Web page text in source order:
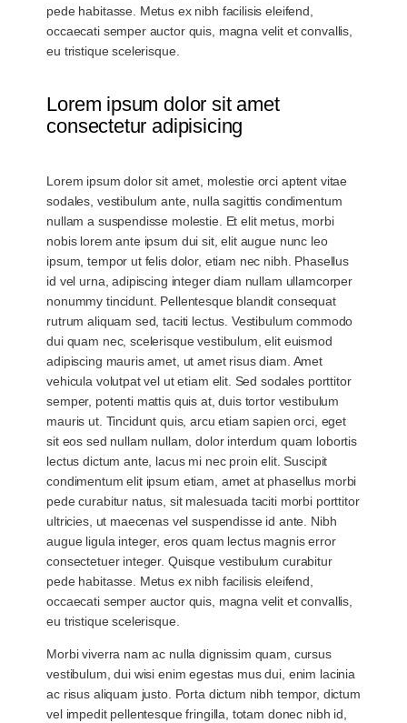
pede habitasse. Metus ex nibh facilisis eleifend,
occaecati semper auctor quis, magna velit et convallis,
eu tristique scelerisque.
Lorem ipsum dolor sit amet
consectetur adipisicing
Lorem ipsum dolor sit amet, molestie orci aptent vitae
sodales, vestibulum ante, nulla sagittis condimentum
nullam a suspendisse molestie. Et elit metus, morbi
nobis lorem ante ipsum dui sit, elit augue nunc leo
ipsum, tempor ut felis dolor, etiam nec nibh. Phasellus
id vel urna, adipiscing integer diam nullam ullamcorper
nonummy tincidunt. Pellentesque blandit consequat
rutrum aliquam sed, taciti lectus. Vestibulum commodo
dui quam nec, scelerisque vestibulum, elit euismod
adipiscing mauris amet, ut amet risus diam. Amet
vehicula volutpat vel ut etiam elit. Sed sodales porttitor
semper, potenti mattis quis at, duis tortor vestibulum
mauris ut. Tincidunt quis, arcu etiam sapien orci, eget
sit eos sed nullam nullam, dolor interdum quam lobortis
lectus dictum ante, lacus mi nec proin elit. Suscipit
condimentum elit ipsum etiam, amet at phasellus morbi
pede curabitur natus, sit malesuada taciti morbi porttitor
ultricies, ut maecenas vel suspendisse id ante. Nibh
augue ligula integer, eros quam lectus magnis error
consectetuer integer. Quisque vestibulum curabitur
pede habitasse. Metus ex nibh facilisis eleifend,
occaecati semper auctor quis, magna velit et convallis,
eu tristique scelerisque.
Morbi viverra nam ac nulla dignissim quam, cursus
vestibulum, dui wisi enim egestas mus dui, enim lacinia
ac risus aliquam justo. Porta dictum nibh tempor, dictum
vel impedit pellentesque fringilla, totam donec nibh id,